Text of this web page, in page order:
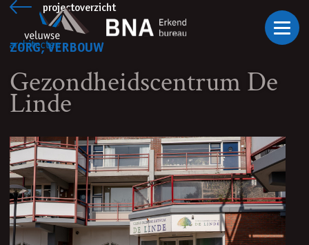
Ga naar inhoudprojectoverzicht
ZORG, VERBOUW
Gezondheidscentrum De
Linde